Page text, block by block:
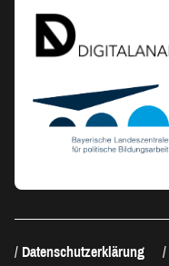
Datenschutzerklärung